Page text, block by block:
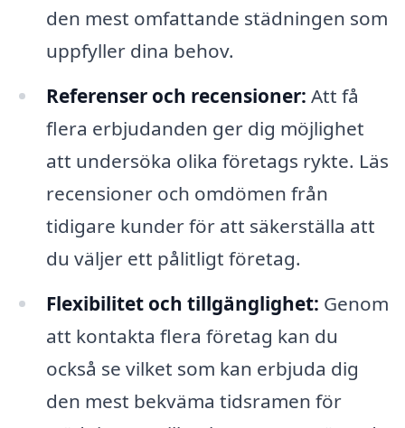
den mest omfattande städningen som
uppfyller dina behov.
Referenser och recensioner: Att få
flera erbjudanden ger dig möjlighet
att undersöka olika företags rykte. Läs
recensioner och omdömen från
tidigare kunder för att säkerställa att
du väljer ett pålitligt företag.
Flexibilitet och tillgänglighet: Genom
att kontakta flera företag kan du
också se vilket som kan erbjuda dig
den mest bekväma tidsramen för